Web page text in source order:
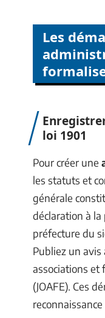
Les
loi 1901
Pour créer une
les statuts et
générale
déclaration à
préfecture du
Publiez un avis
associations et
(JOAFE). Ces